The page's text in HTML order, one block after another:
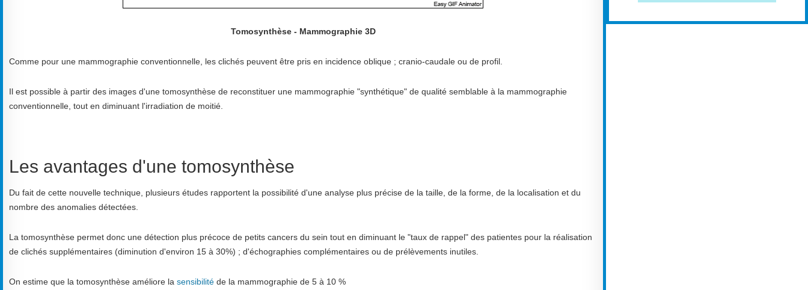
Tomosynthèse - Mammographie 3D
Comme pour une mammographie conventionnelle, les clichés peuvent être pris en incidence oblique ; cranio-caudale ou de profil.
Il est possible à partir des images d'une tomosynthèse de reconstituer une mammographie "synthétique" de qualité semblable à la mammographie
conventionnelle, tout en diminuant l'irradiation de moitié.
Les avantages d'une tomosynthèse
Du fait de cette nouvelle technique, plusieurs études rapportent la possibilité d'une analyse plus précise de la taille, de la forme, de la localisation et du
nombre des anomalies détectées.
La tomosynthèse permet donc une détection plus précoce de petits cancers du sein tout en diminuant le "taux de rappel" des patientes pour la réalisation
de clichés supplémentaires (diminution d'environ 15 à 30%) ; d'échographies complémentaires ou de prélèvements inutiles.
On estime que la tomosynthèse améliore la sensibilité de la mammographie de 5 à 10 %